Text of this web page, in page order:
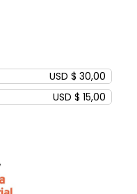
USD $ 30,00
USD $ 15,00